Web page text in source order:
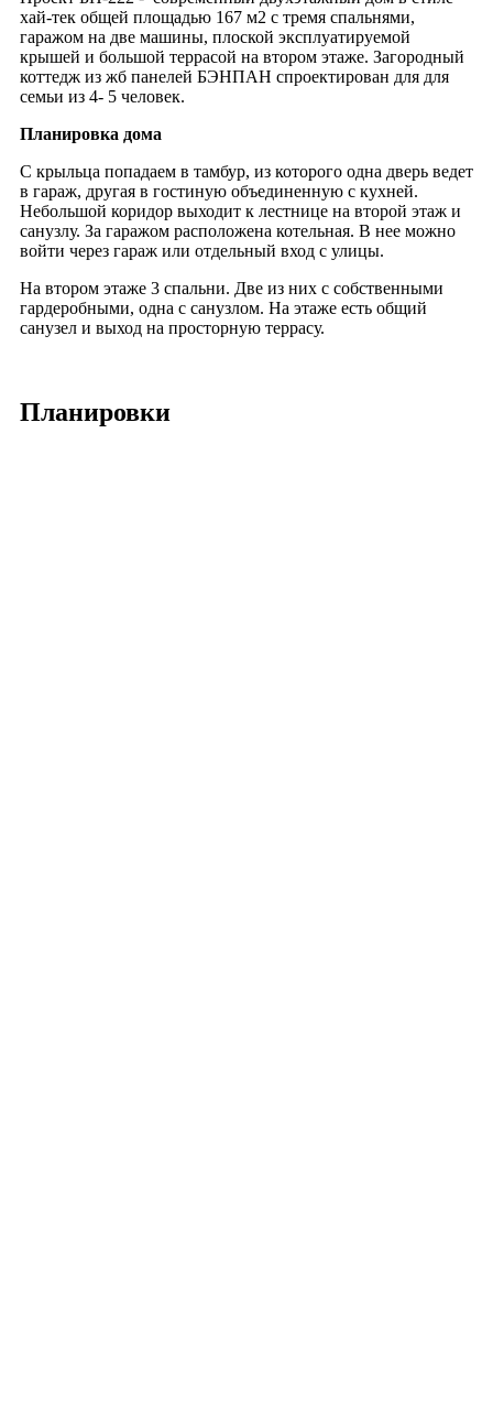
хай-тек общей площадью 167 м2 с тремя спальнями,
гаражом на две машины, плоской эксплуатируемой
крышей и большой террасой на втором этаже. Загородный
коттедж из жб панелей БЭНПАН спроектирован для для
семьи из 4- 5 человек.
Планировка дома
С крыльца попадаем в тамбур, из которого одна дверь ведет
в гараж, другая в гостиную объединенную с кухней.
Небольшой коридор выходит к лестнице на второй этаж и
санузлу. За гаражом расположена котельная. В нее можно
войти через гараж или отдельный вход с улицы.
На втором этаже 3 спальни. Две из них с собственными
гардеробными, одна с санузлом. На этаже есть общий
санузел и выход на просторную террасу.
Планировки